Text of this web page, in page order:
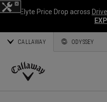
Elyte Price Drop across
CALLAWAY ODYSSEY
Callaway